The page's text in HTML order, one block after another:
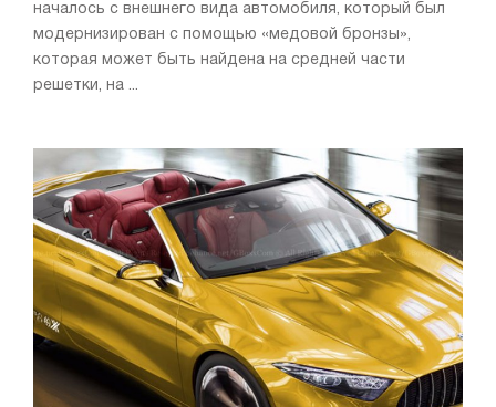
началось с внешнего вида автомобиля, который был
модернизирован с помощью «медовой бронзы»,
которая может быть найдена на средней части
решетки, на ...